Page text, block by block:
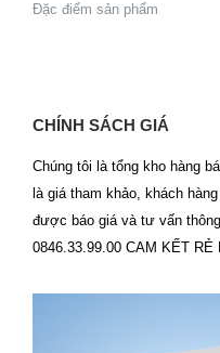
Đặc điểm sản phẩm
CHÍNH SÁCH GIÁ
Chúng tôi là tổng kho hàng
là giá tham khảo, khách
được báo giá và tư vấn
0846.33.99.00 CAM KẾT RẺ